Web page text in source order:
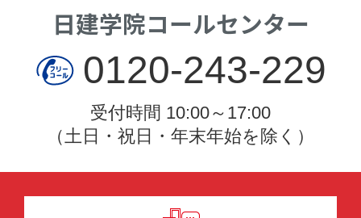
日建学院コールセンター
0120-243-229
受付時間 10:00～17:00
（土日・祝日・年末年始を除く）